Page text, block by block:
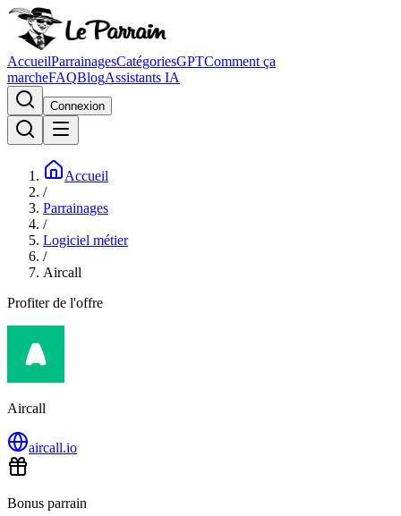
AccueilParrainagesCatégoriesGPTComment ça
marcheFAQBlogAssistants IA
Connexion
Accueil
/
Parrainages
/
Logiciel métier
/
Aircall
Profiter de l'offre
Aircall
aircall.io
Bonus parrain